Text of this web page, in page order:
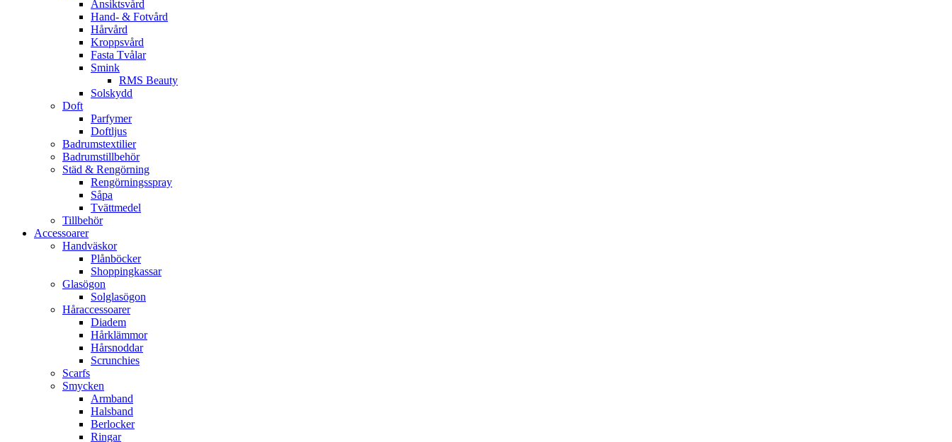
Ansiktsvård
Hand- & Fotvård
Hårvård
Kroppsvård
Fasta Tvålar
Smink
RMS Beauty
Solskydd
Doft
Parfymer
Doftljus
Badrumstextilier
Badrumstillbehör
Städ & Rengörning
Rengörningsspray
Såpa
Tvättmedel
Tillbehör
Accessoarer
Handväskor
Plånböcker
Shoppingkassar
Glasögon
Solglasögon
Håraccessoarer
Diadem
Hårklämmor
Hårsnoddar
Scrunchies
Scarfs
Smycken
Armband
Halsband
Berlocker
Ringar